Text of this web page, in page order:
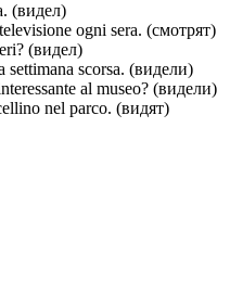
(видел)
ogni sera. (смотрят)
(видел)
scorsa. (видели)
al museo? (видели)
nel parco. (видят)